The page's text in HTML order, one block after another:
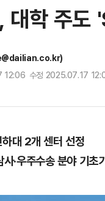
대학 주
12:06 수정 2025.07.17
대 2개 센터 선정
·우주수송 분야 기초